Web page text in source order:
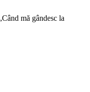
mă gândesc la